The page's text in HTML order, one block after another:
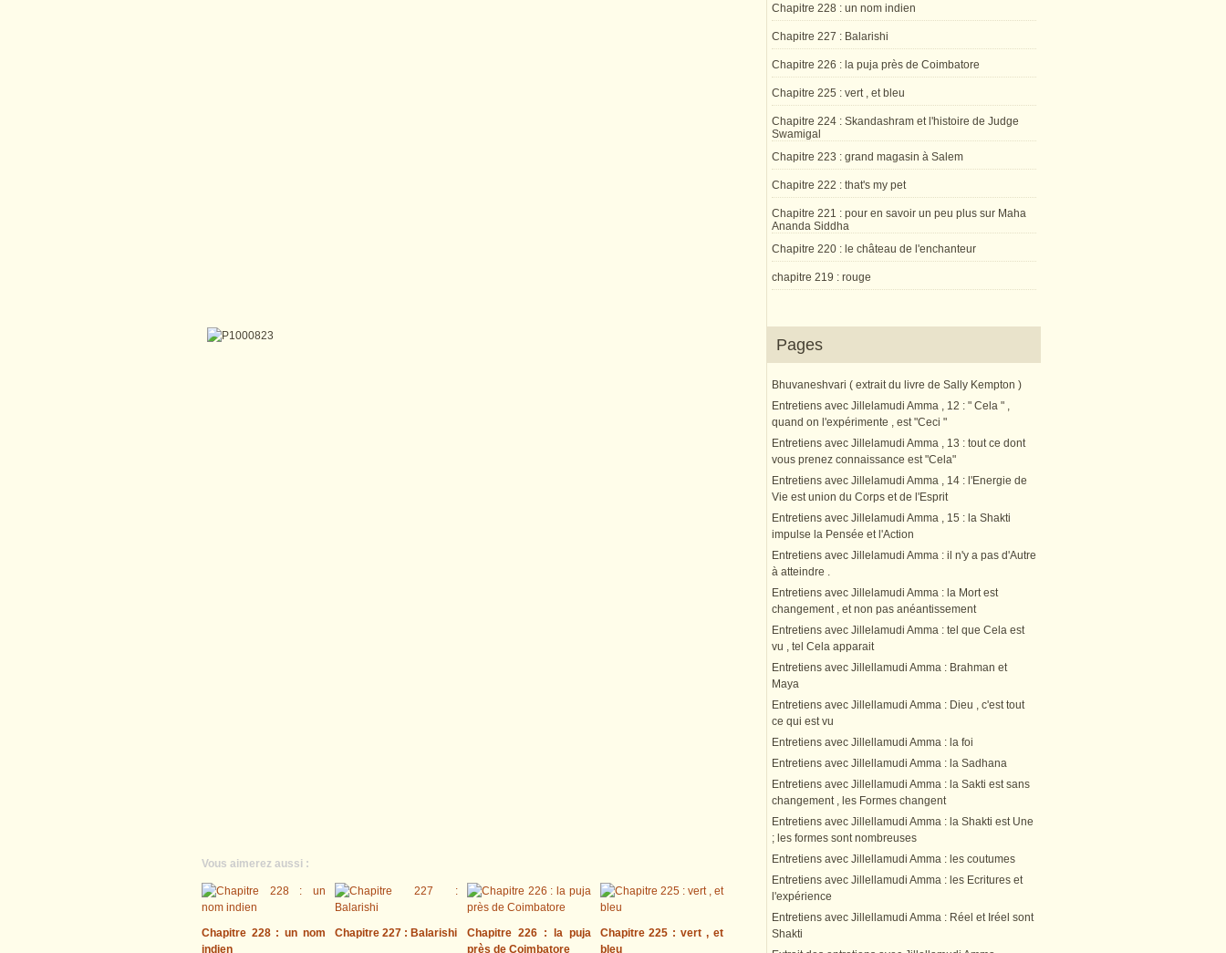
Vous aimerez aussi :
Chapitre 228 : un nom
indien
Chapitre 227 : Balarishi
Chapitre 226 : la puja
près de Coimbatore
Chapitre 225 : vert , et
bleu
Chapitre 228 : un nom indien
Chapitre 227 : Balarishi
Chapitre 226 : la puja près de Coimbatore
Chapitre 225 : vert , et bleu
Chapitre 224 : Skandashram et l'histoire de Judge
Swamigal
Chapitre 223 : grand magasin à Salem
Chapitre 222 : that's my pet
Chapitre 221 : pour en savoir un peu plus sur Maha
Ananda Siddha
Chapitre 220 : le château de l'enchanteur
chapitre 219 : rouge
Pages
Bhuvaneshvari ( extrait du livre de Sally Kempton )
Entretiens avec Jillelamudi Amma , 12 : " Cela " ,
quand on l'expérimente , est "Ceci "
Entretiens avec Jillelamudi Amma , 13 : tout ce dont
vous prenez connaissance est "Cela"
Entretiens avec Jillelamudi Amma , 14 : l'Energie de
Vie est union du Corps et de l'Esprit
Entretiens avec Jillelamudi Amma , 15 : la Shakti
impulse la Pensée et l'Action
Entretiens avec Jillelamudi Amma : il n'y a pas d'Autre
à atteindre .
Entretiens avec Jillelamudi Amma : la Mort est
changement , et non pas anéantissement
Entretiens avec Jillelamudi Amma : tel que Cela est
vu , tel Cela apparait
Entretiens avec Jillellamudi Amma : Brahman et
Maya
Entretiens avec Jillellamudi Amma : Dieu , c'est tout
ce qui est vu
Entretiens avec Jillellamudi Amma : la foi
Entretiens avec Jillellamudi Amma : la Sadhana
Entretiens avec Jillellamudi Amma : la Sakti est sans
changement , les Formes changent
Entretiens avec Jillellamudi Amma : la Shakti est Une
; les formes sont nombreuses
Entretiens avec Jillellamudi Amma : les coutumes
Entretiens avec Jillellamudi Amma : les Ecritures et
l'expérience
Entretiens avec Jillellamudi Amma : Réel et Iréel sont
Shakti